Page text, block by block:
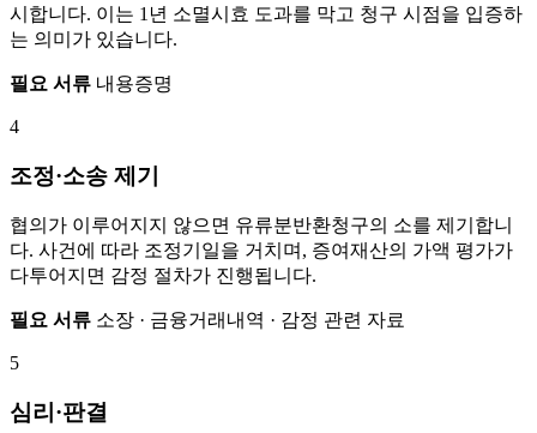
시합니다. 이는 1년 소멸시효 도과를 막고 청구 시점을 입증하
는 의미가 있습니다.
필요 서류 내용증명
4
조정·소송 제기
협의가 이루어지지 않으면 유류분반환청구의 소를 제기합니
다. 사건에 따라 조정기일을 거치며, 증여재산의 가액 평가가
다투어지면 감정 절차가 진행됩니다.
필요 서류 소장 · 금융거래내역 · 감정 관련 자료
5
심리·판결